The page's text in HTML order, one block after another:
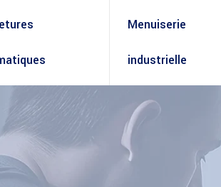
Menuiserie
industrielle